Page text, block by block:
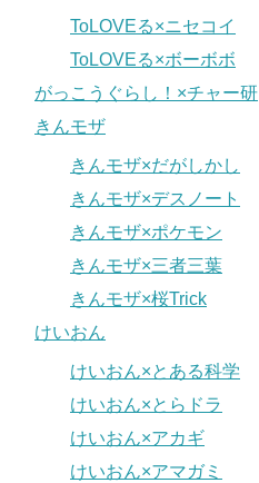
ToLOVEる×ニセコイ
ToLOVEる×ボーボボ
がっこうぐらし！×チャー研
きんモザ
きんモザ×だがしかし
きんモザ×デスノート
きんモザ×ポケモン
きんモザ×三者三葉
きんモザ×桜Trick
けいおん
けいおん×とある科学
けいおん×とらドラ
けいおん×アカギ
けいおん×アマガミ